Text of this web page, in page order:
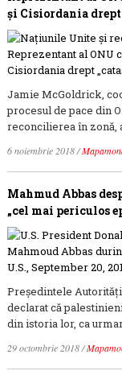
și Cisiordania
Jamie McGoldrick,
procesul de pace din
reconcilierea în zonă,
6 noiembrie 2018/
Mahmud Abbas
„cel mai periculos
Președintele
declarat că
din istoria lor, ca
29 octombrie 2018/